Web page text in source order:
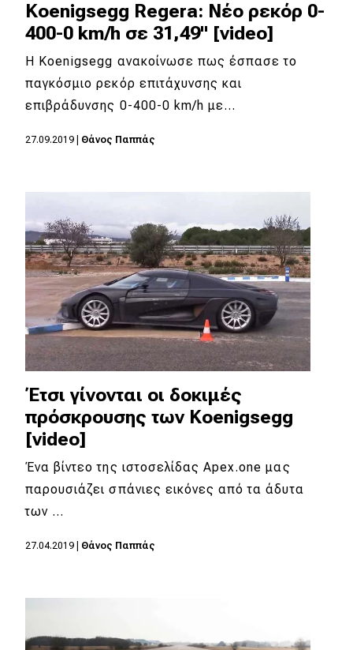
Koenigsegg Regera: Νέο ρεκόρ 0-
400-0 km/h σε 31,49" [video]
Η Koenigsegg ανακοίνωσε πως έσπασε το
παγκόσμιο ρεκόρ επιτάχυνσης και
επιβράδυνσης 0-400-0 km/h με…
27.09.2019 Θάνος Παππάς
Έτσι γίνονται οι δοκιμές
πρόσκρουσης των Koenigsegg
[video]
Ένα βίντεο της ιστοσελίδας Apex.one μας
παρουσιάζει σπάνιες εικόνες από τα άδυτα
των …
27.04.2019 Θάνος Παππάς